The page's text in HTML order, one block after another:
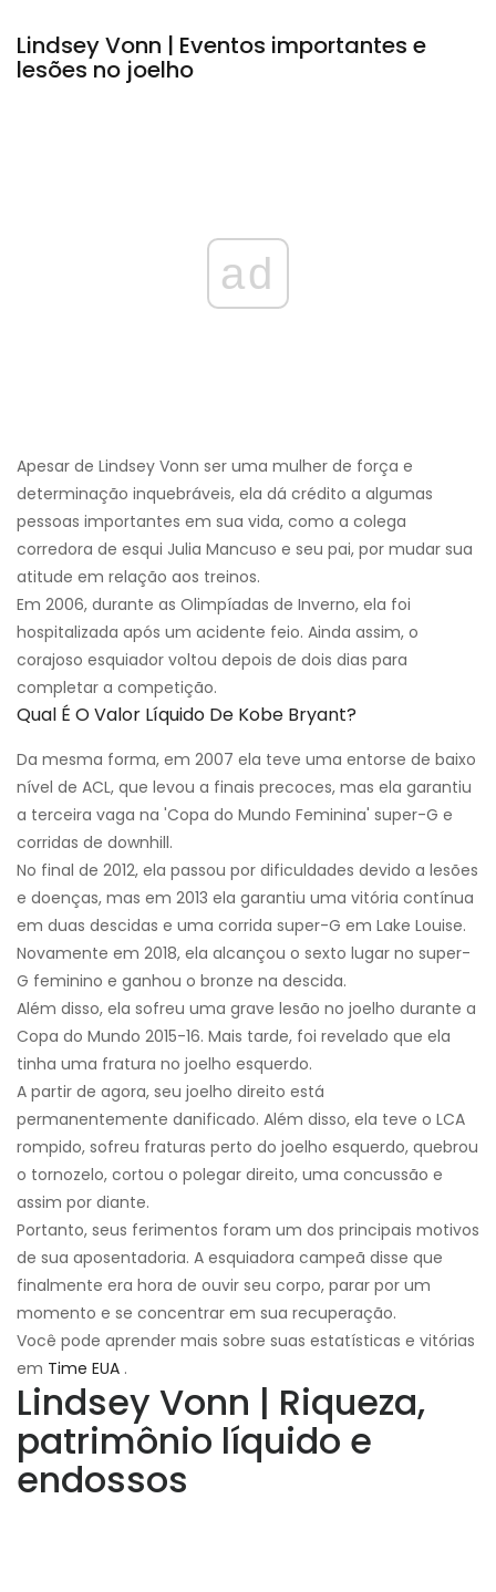
Lindsey Vonn | Eventos importantes e
lesões no joelho
ad
Apesar de Lindsey Vonn ser uma mulher de força e
determinação inquebráveis, ela dá crédito a algumas
pessoas importantes em sua vida, como a colega
corredora de esqui Julia Mancuso e seu pai, por mudar sua
atitude em relação aos treinos.
Em 2006, durante as Olimpíadas de Inverno, ela foi
hospitalizada após um acidente feio. Ainda assim, o
corajoso esquiador voltou depois de dois dias para
completar a competição.
Qual É O Valor Líquido De Kobe Bryant?
Da mesma forma, em 2007 ela teve uma entorse de baixo
nível de ACL, que levou a finais precoces, mas ela garantiu
a terceira vaga na 'Copa do Mundo Feminina' super-G e
corridas de downhill.
No final de 2012, ela passou por dificuldades devido a lesões
e doenças, mas em 2013 ela garantiu uma vitória contínua
em duas descidas e uma corrida super-G em Lake Louise.
Novamente em 2018, ela alcançou o sexto lugar no super-
G feminino e ganhou o bronze na descida.
Além disso, ela sofreu uma grave lesão no joelho durante a
Copa do Mundo 2015-16. Mais tarde, foi revelado que ela
tinha uma fratura no joelho esquerdo.
A partir de agora, seu joelho direito está
permanentemente danificado. Além disso, ela teve o LCA
rompido, sofreu fraturas perto do joelho esquerdo, quebrou
o tornozelo, cortou o polegar direito, uma concussão e
assim por diante.
Portanto, seus ferimentos foram um dos principais motivos
de sua aposentadoria. A esquiadora campeã disse que
finalmente era hora de ouvir seu corpo, parar por um
momento e se concentrar em sua recuperação.
Você pode aprender mais sobre suas estatísticas e vitórias
em Time EUA .
Lindsey Vonn | Riqueza,
patrimônio líquido e
endossos